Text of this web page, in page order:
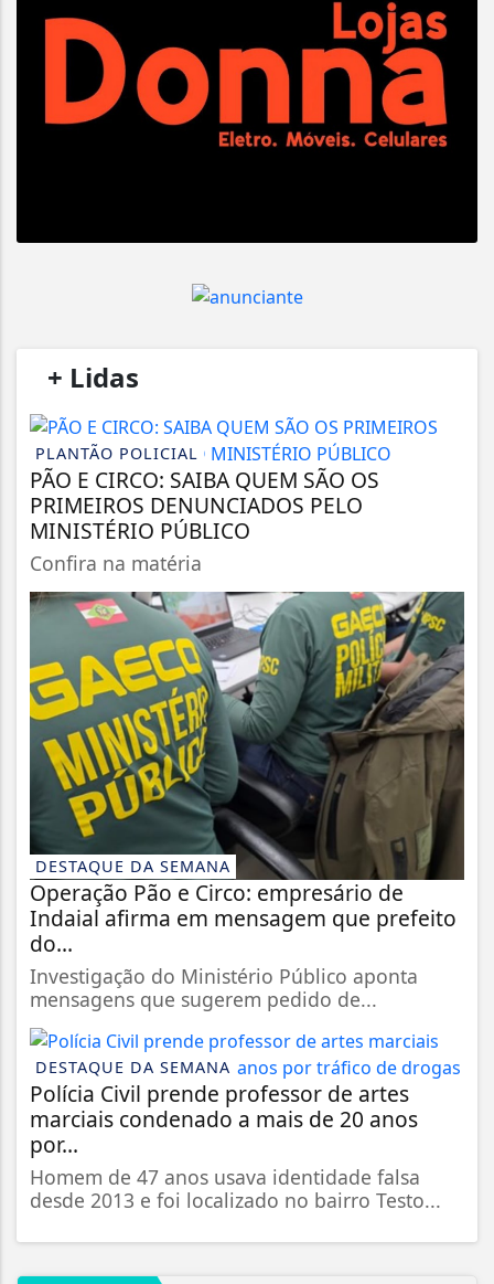
+ Lidas
PLANTÃO POLICIAL
PÃO E CIRCO: SAIBA QUEM SÃO OS
PRIMEIROS DENUNCIADOS PELO
MINISTÉRIO PÚBLICO
Confira na matéria
DESTAQUE DA SEMANA
Operação Pão e Circo: empresário de
Indaial afirma em mensagem que prefeito
do...
Investigação do Ministério Público aponta
mensagens que sugerem pedido de...
DESTAQUE DA SEMANA
Polícia Civil prende professor de artes
marciais condenado a mais de 20 anos
por...
Homem de 47 anos usava identidade falsa
desde 2013 e foi localizado no bairro Testo...